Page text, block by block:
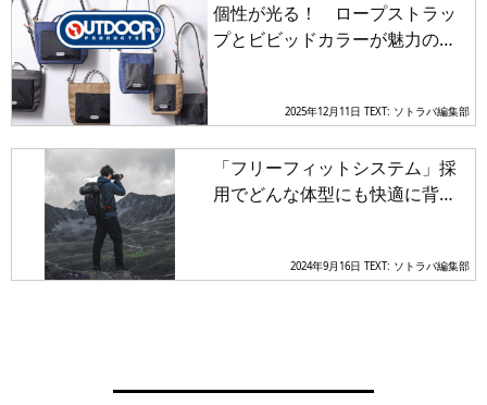
個性が光る！ ロープストラッ
プとビビッドカラーが魅力のカ
2025年12月11日 TEXT: ソトラバ編集部
「フリーフィットシステム」採
用でどんな体型にも快適に背負
使い倒せる2024年9月16日 TEXT: ソトラバ編集部